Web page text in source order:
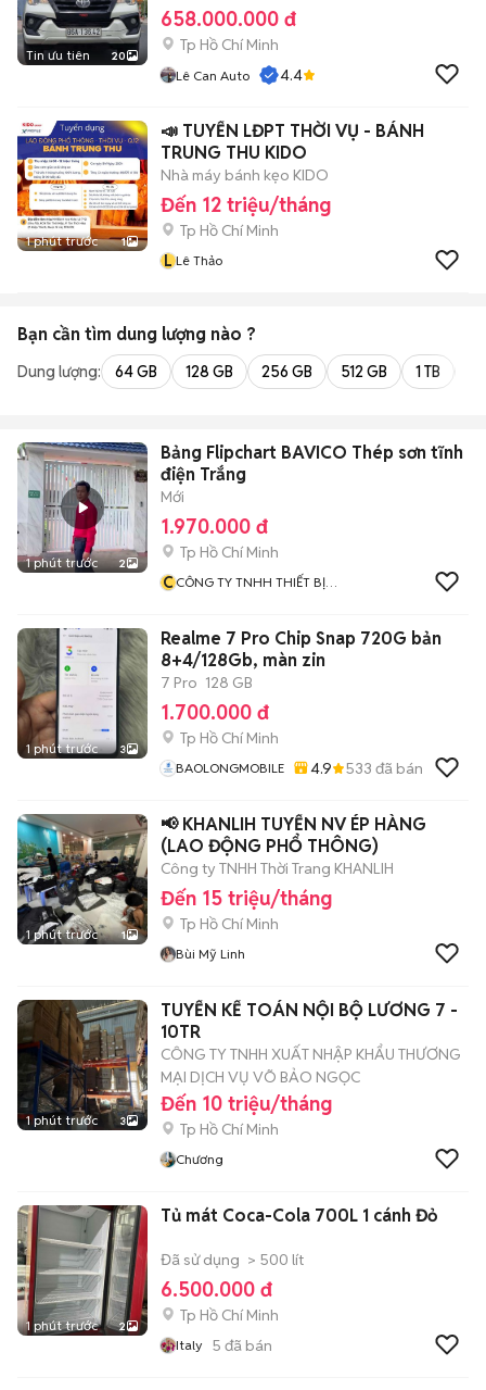
Tin ưu tiên 20
658.000.000 đ
Tp Hồ Chí Minh
Lê Can Auto 4.4
1 phút trước 1
📣 TUYỂN LĐPT THỜI VỤ - BÁNH
TRUNG THU KIDO
Nhà máy bánh kẹo KIDO
Đến 12 triệu/tháng
Tp Hồ Chí Minh
L Lê Thảo
Bạn cần tìm dung lượng nào ?
Dung lượng: 64 GB 128 GB 256 GB 512 GB 1 TB
1 phút trước 2
Bảng Flipchart BAVICO Thép sơn tĩnh
điện Trắng
Mới
1.970.000 đ
Tp Hồ Chí Minh
CCÔNG TY TNHH THIẾT BỊ
1 phút trước 3
Realme 7 Pro Chip Snap 720G bản
8+4/128Gb, màn zin
7 Pro 128 GB
1.700.000 đ
Tp Hồ Chí Minh
BAOLONGMOBILE 4.9 533 đã bán
1 phút trước 1
📢 KHANLIH TUYỂN NV ÉP HÀNG
(LAO ĐỘNG PHỔ THÔNG)
Công ty TNHH Thời Trang KHANLIH
Đến 15 triệu/tháng
Tp Hồ Chí Minh
Bùi Mỹ Linh
1 phút trước 3
TUYỂN KẾ TOÁN NỘI BỘ LƯƠNG 7 -
10TR
CÔNG TY TNHH XUẤT NHẬP KHẨU THƯƠNG
MẠI DỊCH VỤ VÕ BẢO NGỌC
Đến 10 triệu/tháng
Tp Hồ Chí Minh
Chương
1 phút trước 2
Tủ mát Coca-Cola 700L 1 cánh Đỏ
Đã sử dụng > 500 lít
6.500.000 đ
Tp Hồ Chí Minh
Italy 5 đã bán